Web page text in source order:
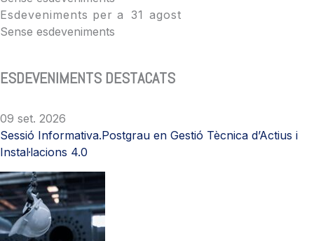
Esdeveniments per a 31 agost
Sense esdeveniments
ESDEVENIMENTS DESTACATS
09 set. 2026
Sessió Informativa.Postgrau en Gestió Tècnica d’Actius i
Instal·lacions 4.0